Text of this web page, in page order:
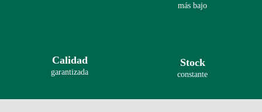
más bajo
Calidad
garantizada
Stock
constante